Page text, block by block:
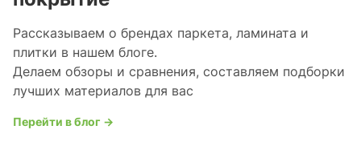
Рассказываем о брендах паркета, ламината и
плитки в нашем блоге.
Делаем обзоры и сравнения, составляем подборки
лучших материалов для вас
Перейти в блог →